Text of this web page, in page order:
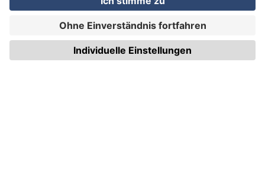
Illerstraße 15
71522 Backnang
Tel.: +49 (0) 711 995 982 - 20